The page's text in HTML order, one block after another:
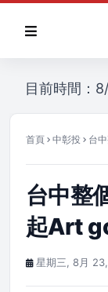
目前時間：
首頁 中彰投 台
台中整
起Art
星期三, 8月